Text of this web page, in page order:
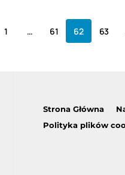
1 … 61 62 63
Strona Główna
Polityka plików